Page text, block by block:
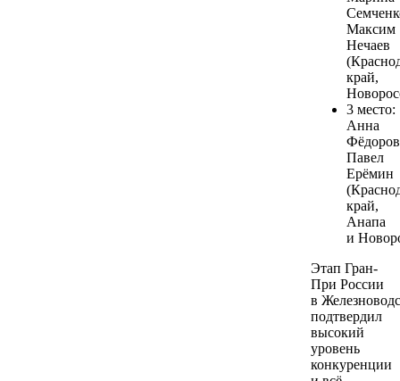
Максим
Нечаев
край,
3 место:
Анна
Павел
Ерёмин
край,
Анапа
и
Этап Гран-
При России
в
подтвердил
высокий
уровень
конкуренции